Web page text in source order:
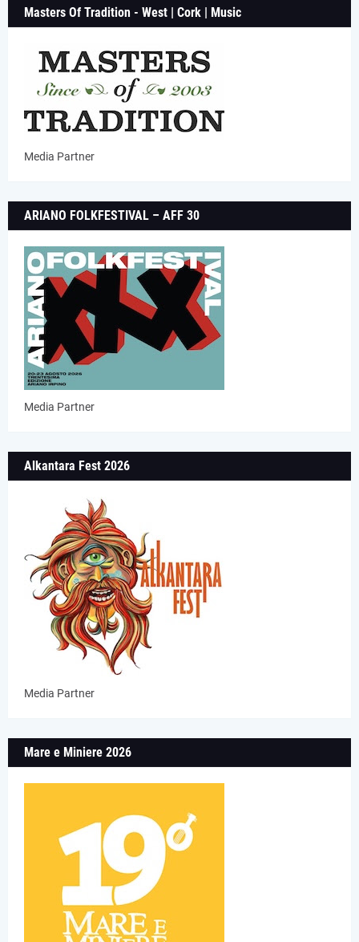
Masters Of Tradition - West | Cork | Music
Media Partner
ARIANO FOLKFESTIVAL – AFF 30
Media Partner
Alkantara Fest 2026
Media Partner
Mare e Miniere 2026